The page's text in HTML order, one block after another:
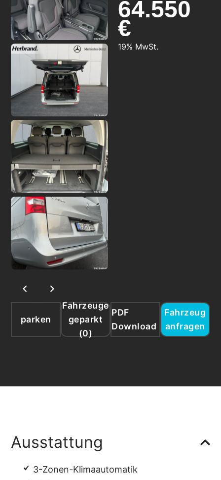
64.550
€
19% MwSt.
parken
Fahrzeuge
geparkt
(0)
PDF
Download
Fahrzeug
anfragen
Ausstattung
3-Zonen-Klimaautomatik